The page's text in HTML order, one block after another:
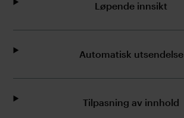
Løpende innsikt
Automatisk utsendelse
Tilpasning av innhold